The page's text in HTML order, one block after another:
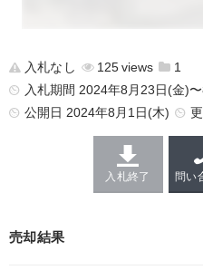
入札なし 125
1
入札期間 2024年8月23日(金)
公開日 2024年8月1日(木)
入札終了 問い
売却結果